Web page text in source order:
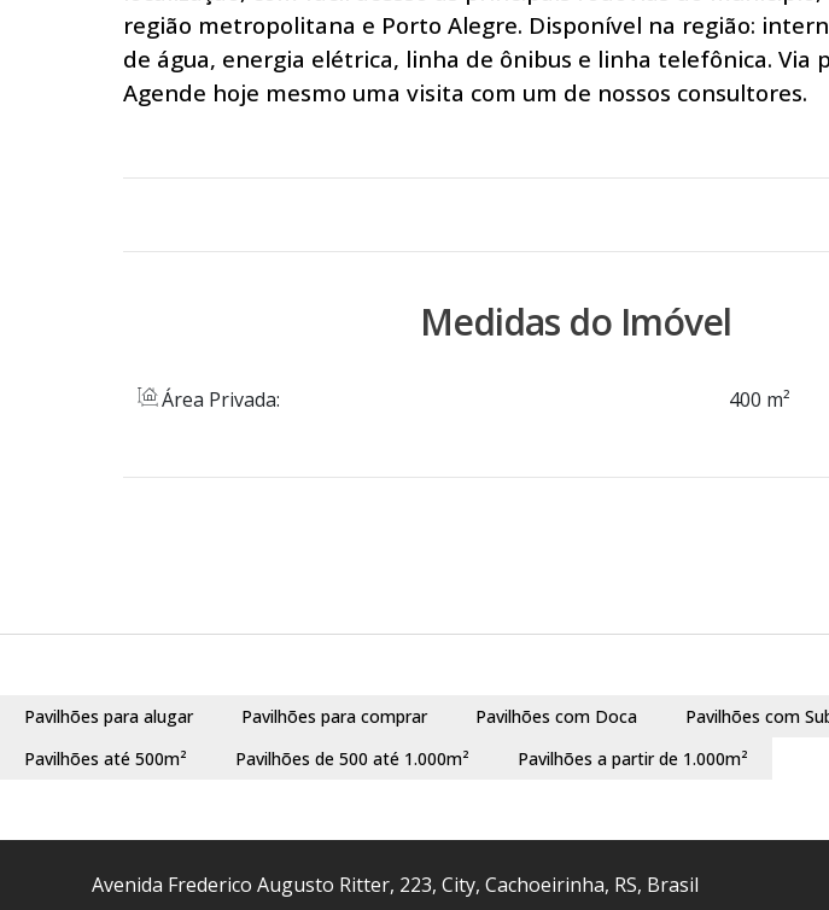
região metropolitana e Porto Alegre. Disponível na região:
de água, energia elétrica, linha de ônibus e linha telefônica. Via
Agende hoje mesmo uma visita com um de nossos consultores.
Medidas do Imóvel
Área Privada: 400 m²
Pavilhões para alugar Pavilhões para comprar Pavilhões com Doca Pavilhões com
Pavilhões até 500m²
Pavilhões de 500 até 1.000m² Pavilhões a partir de 1.000m²
Avenida Frederico Augusto Ritter, 223, City, Cachoeirinha, RS, Brasil